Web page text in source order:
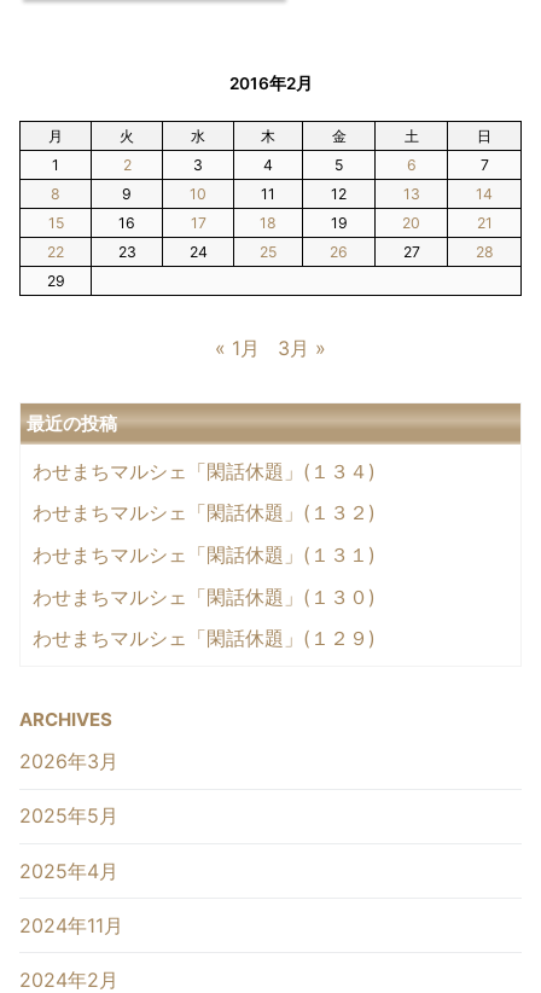
2016年2月
月 火 水 木 金 土
日
1
2 3 4 5 6
7
8
9 10 11 12 13
14
15
16 17 18 19 20
21
22
23 24 25 26 27
28
29
« 1月 3月 »
最近の投稿
わせまちマルシェ「閑話休題」(１３４)
わせまちマルシェ「閑話休題」(１３２)
わせまちマルシェ「閑話休題」(１３１)
わせまちマルシェ「閑話休題」(１３０)
わせまちマルシェ「閑話休題」(１２９)
ARCHIVES
2026年3月
2025年5月
2025年4月
2024年11月
2024年2月